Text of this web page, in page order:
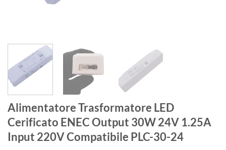
Alimentatore Trasformatore LED
Cerificato ENEC Output 30W 24V 1.25A
Input 220V Compatibile PLC-30-24